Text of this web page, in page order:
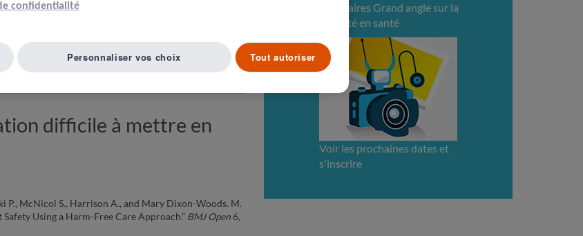
Article suivant ( 6 )
difficile à mettre en
P., McNicol S., Harrison A., and Mary Dixon-Woods. M.
Using a Harm-Free Care Approach.” BMJ Open 6,
webinaires Grand angle sur la
sécurité en santé
Voir les prochaines dates et
s'inscrire
confidentialité
Tout autoriser
Personnaliser vos choix